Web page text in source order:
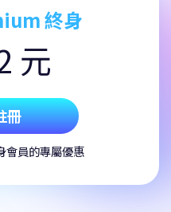
終身
元
冊
會員的專屬優惠